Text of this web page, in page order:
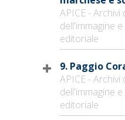
APICE -
dell'immagine
editoriale
9. Paggio
APICE -
dell'immagine
editoriale